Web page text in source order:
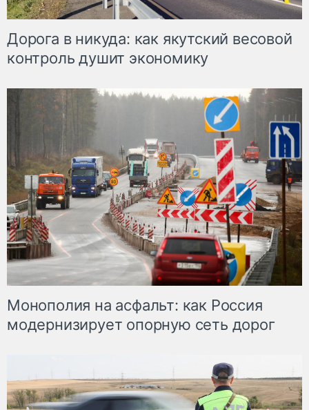
Дорога в никуда: как якутский весовой
контроль душит экономику
Монополия на асфальт: как Россия
модернизирует опорную сеть дорог